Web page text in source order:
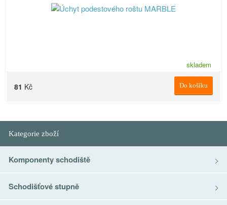
skladem
Do košíku
81 Kč
Kategorie zboží
Komponenty schodiště
Schodišťové stupně